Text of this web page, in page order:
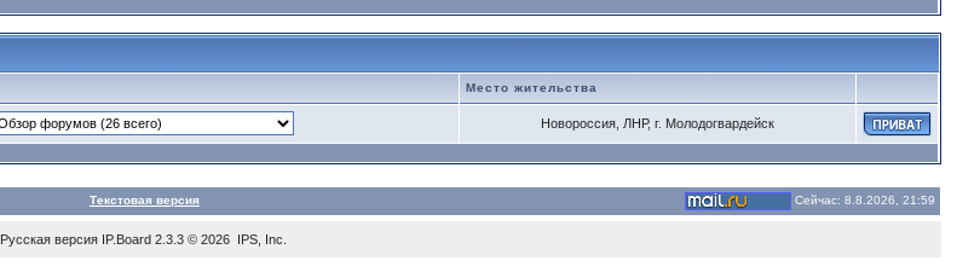
Место жительства
Новороссия, ЛНР, г. Молодогвардейск
Текстовая версия Сейчас: 8.8.2026, 21:59
Русская версия IP.Board 2.3.3 © 2026 IPS, Inc